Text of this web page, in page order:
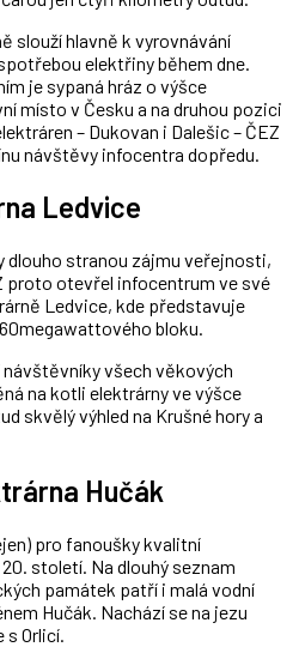
slouží hlavně k vyrovnávání
elektřiny během dne.
je sypaná hráz o výšce
místo v Česku a na druhou pozici
– Dukovan i Dalešic – ČEZ
návštěvy infocentra dopředu.
Ledvice
dlouho stranou zájmu veřejnosti,
proto otevřel infocentrum ve své
Ledvice, kde představuje
bloku.
všech věkových
na kotli elektrárny ve výšce
skvělý výhled na Krušné hory a
Hučák
pro fanoušky kvalitní
století. Na dlouhý seznam
památek patří i malá vodní
Hučák. Nachází se na jezu
Orlicí.